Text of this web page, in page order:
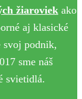
žiaroviek ako
aj klasické
svoj podnik,
sme náš
svietidlá.